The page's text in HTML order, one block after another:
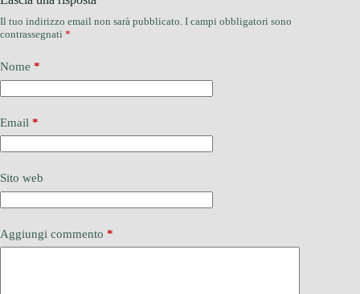
Il tuo indirizzo email non sarà pubblicato. I campi obbligatori sono
contrassegnati *
Nome *
Email *
Sito web
Aggiungi commento *